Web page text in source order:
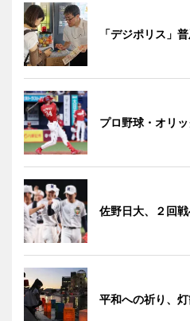
「デジポリス」
プロ野球・オリ
佐野日大、２回
平和への祈り、